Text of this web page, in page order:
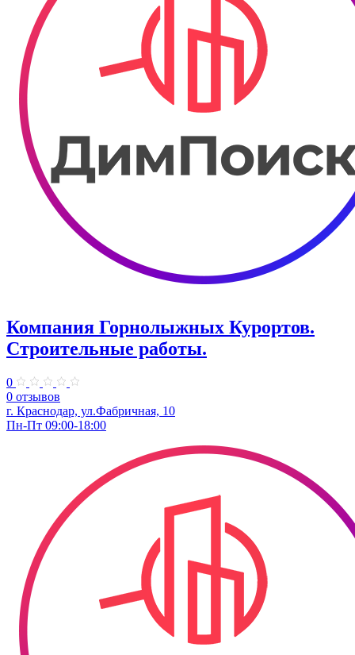
Компания Горнолыжных Курортов.
Строительные работы.
0
0 отзывов
г. Краснодар, ул.Фабричная, 10
Пн-Пт 09:00-18:00